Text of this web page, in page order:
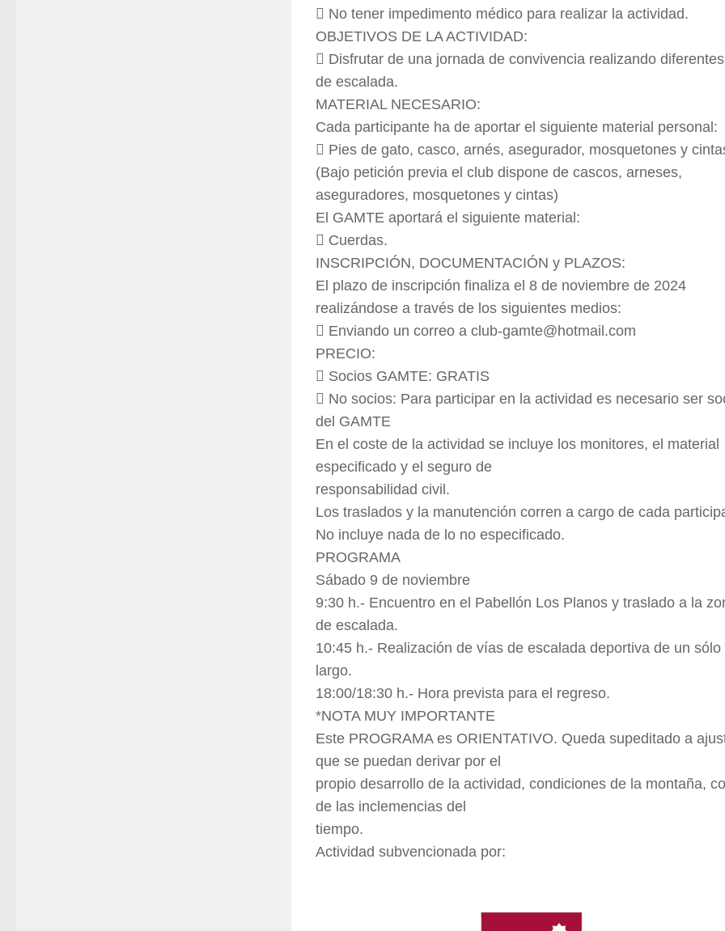
 No tener impedimento médico para realizar la actividad.
OBJETIVOS DE LA ACTIVIDAD:
 Disfrutar de una jornada de convivencia realizando
de escalada.
MATERIAL NECESARIO:
Cada participante ha de aportar el siguiente material personal:
 Pies de gato, casco, arnés, asegurador, mosquetones y
(Bajo petición previa el club dispone de cascos, arneses,
aseguradores, mosquetones y cintas)
El GAMTE aportará el siguiente material:
 Cuerdas.
INSCRIPCIÓN, DOCUMENTACIÓN y PLAZOS:
El plazo de inscripción finaliza el 8 de noviembre de 2024
realizándose a través de los siguientes medios:
 Enviando un correo a club-gamte@hotmail.com
PRECIO:
 Socios GAMTE: GRATIS
 No socios: Para participar en la actividad es necesario ser
del GAMTE
En el coste de la actividad se incluye los monitores, el material
especificado y el seguro de
responsabilidad civil.
Los traslados y la manutención corren a cargo de cada
No incluye nada de lo no especificado.
PROGRAMA
Sábado 9 de noviembre
9:30 h.- Encuentro en el Pabellón Los Planos y traslado a la
de escalada.
10:45 h.- Realización de vías de escalada deportiva de un sólo
largo.
18:00/18:30 h.- Hora prevista para el regreso.
*NOTA MUY IMPORTANTE
Este PROGRAMA es ORIENTATIVO. Queda supeditado a
que se puedan derivar por el
propio desarrollo de la actividad, condiciones de la montaña,
de las inclemencias del
tiempo.
Actividad subvencionada por: